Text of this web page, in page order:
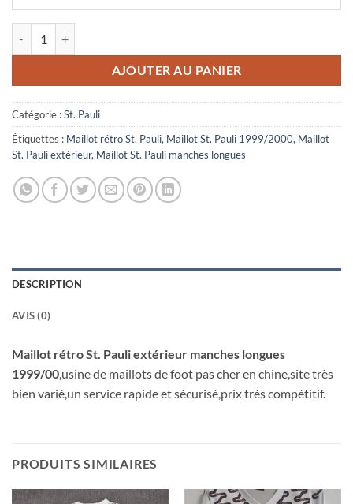
AJOUTER AU PANIER
Catégorie :St. Pauli
Étiquettes : Maillot rétro St. Pauli, Maillot St. Pauli 1999/2000, Maillot
St. Pauli extérieur, Maillot St. Pauli manches longues
DESCRIPTION
AVIS (0)
Maillot rétro St. Pauli extérieur manches longues
1999/00,usine de maillots de foot pas cher en chine,site très
bien varié,un service rapide et sécurisé,prix très compétitif.
PRODUITS SIMILAIRES